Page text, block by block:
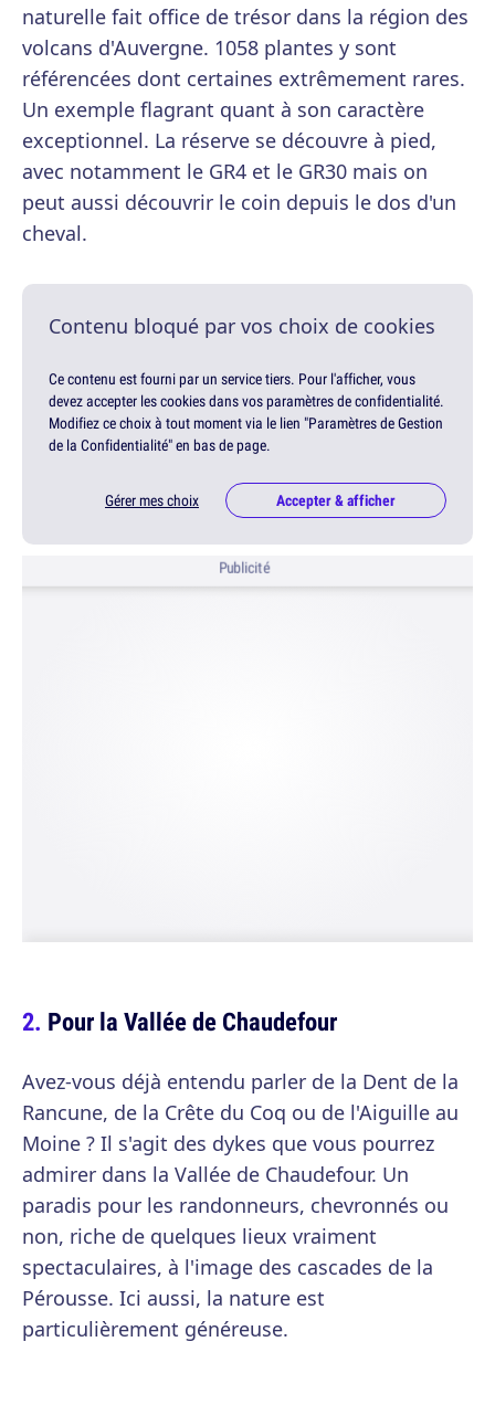
naturelle fait office de trésor dans la région des
volcans d'Auvergne. 1058 plantes y sont
référencées dont certaines extrêmement rares.
Un exemple flagrant quant à son caractère
exceptionnel. La réserve se découvre à pied,
avec notamment le GR4 et le GR30 mais on
peut aussi découvrir le coin depuis le dos d'un
cheval.
Contenu bloqué par vos choix de cookies
Ce contenu est fourni par un service tiers. Pour l'afficher, vous
devez accepter les cookies dans vos paramètres de confidentialité.
Modifiez ce choix à tout moment via le lien "Paramètres de Gestion
de la Confidentialité" en bas de page.
Gérer mes choix Accepter & afficher
Publicité
Pour la Vallée de Chaudefour
Avez-vous déjà entendu parler de la Dent de la
Rancune, de la Crête du Coq ou de l'Aiguille au
Moine ? Il s'agit des dykes que vous pourrez
admirer dans la Vallée de Chaudefour. Un
paradis pour les randonneurs, chevronnés ou
non, riche de quelques lieux vraiment
spectaculaires, à l'image des cascades de la
Pérousse. Ici aussi, la nature est
particulièrement généreuse.